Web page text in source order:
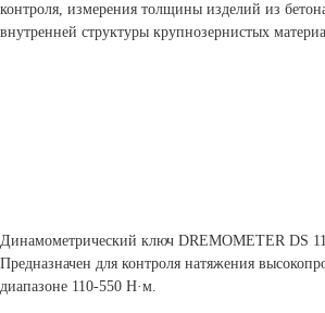
контроля, измерения толщины изделий из
внутренней структуры крупнозернистых
Динамометрический ключ DREMOMETER DS
Предназначен для контроля натяжения
диапазоне 110-550 Н·м.